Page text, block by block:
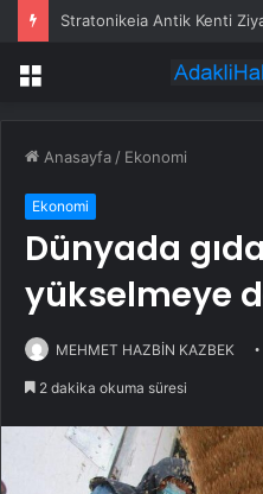
Stratonikeia Antik Kenti
Menü
Anasayfa / Ekonomi
Ekonomi
Dünyada
yükselmeye
MEHMET HAZBİN KAZBEK
2 dakika okuma süresi